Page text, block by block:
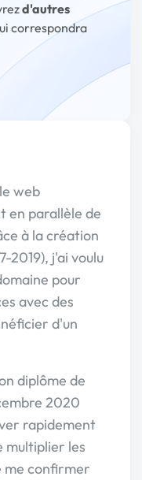
d'autres
correspondra
web
en parallèle de
à la création
2019), j'ai voulu
pour
avec des
d'un
diplôme de
2020
rapidement
multiplier les
me confirmer